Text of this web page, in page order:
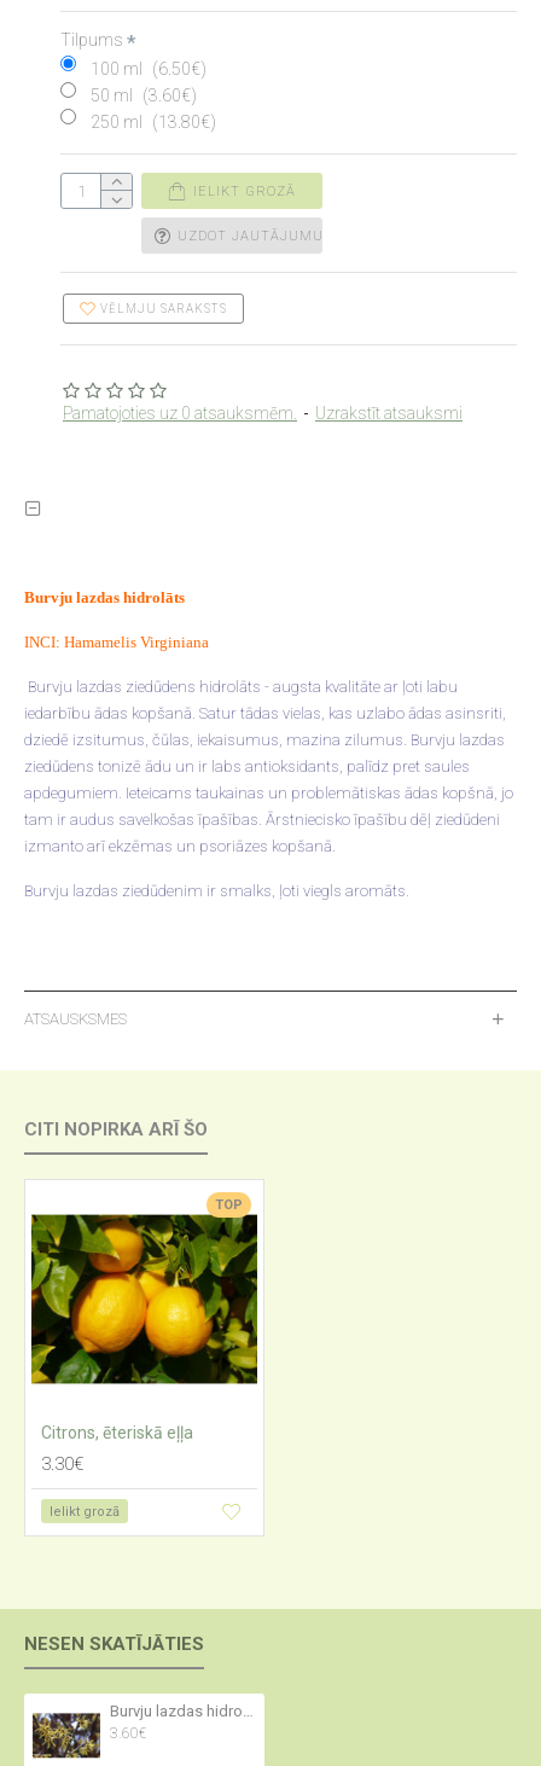
Pamatojoties uz 0 atsauksmēm. - Uzrakstīt atsauksmi
Tilpums
100 ml
(6.50€)
50 ml
(3.60€)
250 ml
(13.80€)
IELIKT GROZĀ
UZDOT JAUTĀJUMU
VĒLMJU SARAKSTS
Burvju lazdas hidrolāts
INCI: Hamamelis Virginiana
Burvju lazdas ziedūdens hidrolāts - augsta kvalitāte ar ļoti labu
iedarbību ādas kopšanā. Satur tādas vielas, kas uzlabo ādas asinsriti,
dziedē izsitumus, čūlas, iekaisumus, mazina zilumus. Burvju lazdas
ziedūdens tonizē ādu un ir labs antioksidants, palīdz pret saules
apdegumiem. Ieteicams taukainas un problemātiskas ādas kopšnā, jo
tam ir audus savelkošas īpašības. Ārstniecisko īpašību dēļ ziedūdeni
izmanto arī ekzēmas un psoriāzes kopšanā.
Burvju lazdas ziedūdenim ir smalks, ļoti viegls aromāts.
ATSAUSKSMES
CITI NOPIRKA ARĪ ŠO
TOP
Citrons, ēteriskā eļļa
3.30€
Ielikt grozā
NESEN SKATĪJĀTIES
Burvju lazdas hidrolāts
3.60€